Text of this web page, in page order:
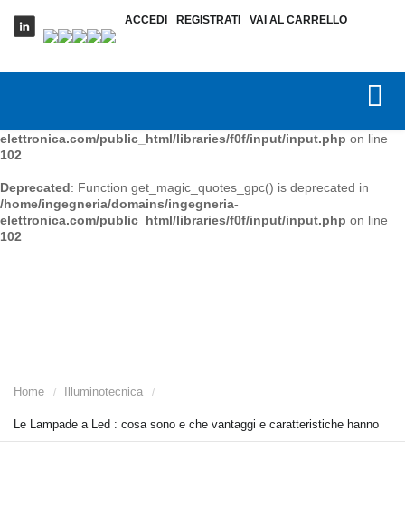
Deprecated
: Function get_magic_quotes_gpc() is deprecated in
/home/ingegneria/domains/ingegneria-
102
elettronica.com/public_html/libraries/f0f/input/input.php on line
102
Deprecated: Function get_magic_quotes_gpc() is deprecated in
/home/ingegneria/domains/ingegneria-
elettronica.com/public_html/libraries/f0f/input/input.php on line
102
ACCEDI REGISTRATI VAI AL CARRELLO
Home / Illuminotecnica /
Le Lampade a Led : cosa sono e che vantaggi e caratteristiche hanno